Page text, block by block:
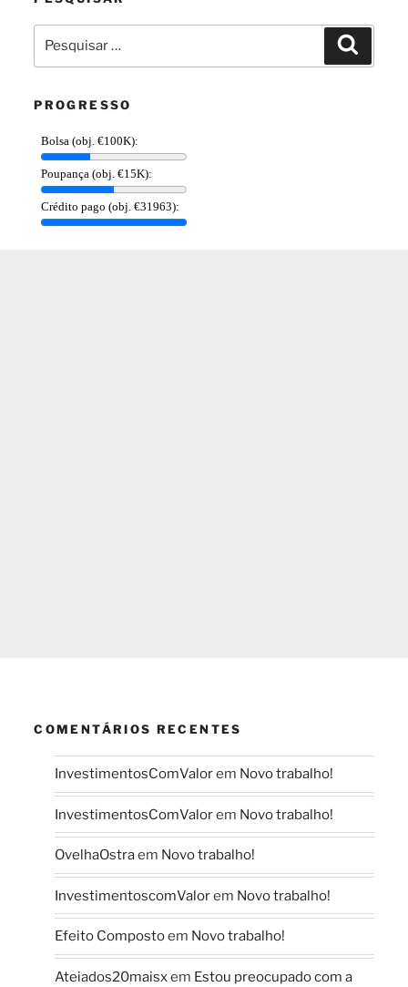
por:
PROGRESSO
COMENTÁRIOS RECENTES
InvestimentosComValorem Novo trabalho!
InvestimentosComValorem Novo trabalho!
OvelhaOstraem Novo trabalho!
InvestimentoscomValorem Novo trabalho!
Efeito Compostoem Novo trabalho!
Ateiados20maisxem Estou preocupado com a